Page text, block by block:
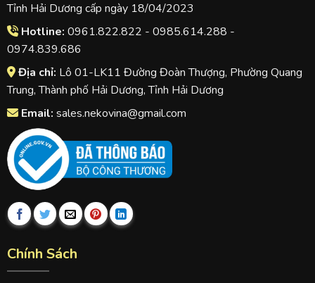
Tỉnh Hải Dương cấp ngày 18/04/2023
Hotline: 0961.822.822 - 0985.614.288 -
0974.839.686
Địa chỉ: Lô 01-LK11 Đường Đoàn Thượng, Phường Quang
Trung, Thành phố Hải Dương, Tỉnh Hải Dương
Email: sales.nekovina@gmail.com
Chính Sách